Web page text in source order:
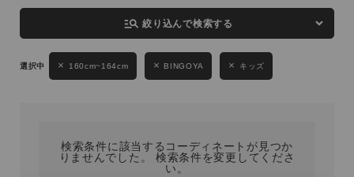
manage_search 絞り込んで検索する
160cm~164cm BINGOYA キッズ
検索条件に該当するコーディネートが見つか
りませんでした。 検索条件を変更してくださ
い。